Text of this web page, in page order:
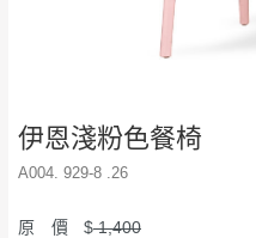
伊恩淺粉色餐椅
A004. 929-8 .26
原 價 $1,400